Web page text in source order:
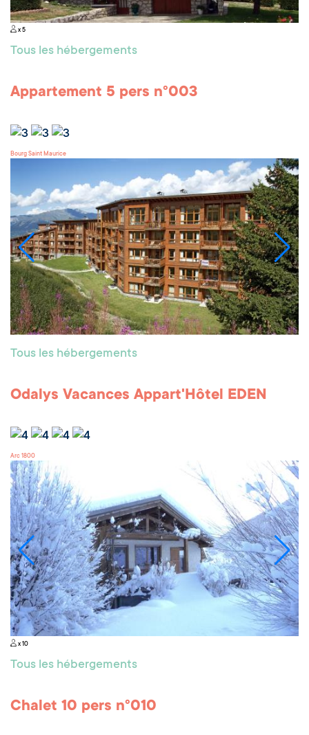
x 5
Tous les hébergements
Appartement 5 pers n°003
Bourg Saint Maurice
Tous les hébergements
Odalys Vacances Appart'Hôtel EDEN
Arc 1800
x 10
Tous les hébergements
Chalet 10 pers n°010